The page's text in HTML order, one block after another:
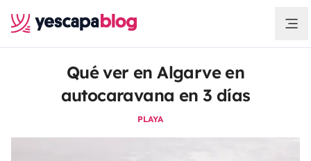
Qué ver en Algarve en
autocaravana en 3 días
PLAYA